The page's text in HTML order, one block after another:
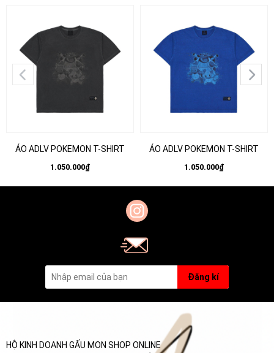
ÁO ADLV POKEMON T-SHIRT
1.050.000₫
ÁO ADLV POKEMON T-SHIRT
1.050.000₫
Đăng kí
HỘ KINH DOANH GẤU MON SHOP ONLINE